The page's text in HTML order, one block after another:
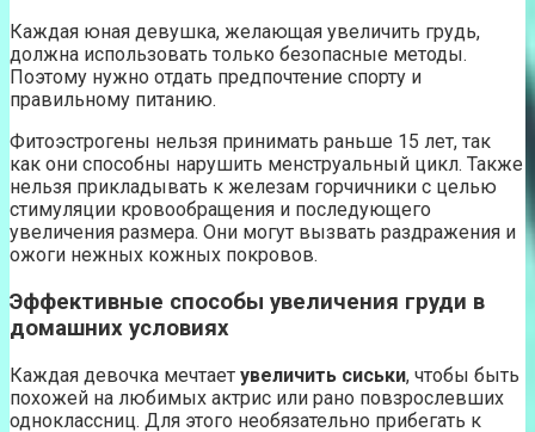
Каждая юная девушка, желающая увеличить грудь,
должна использовать только безопасные методы.
Поэтому нужно отдать предпочтение спорту и
правильному питанию.
Фитоэстрогены нельзя принимать раньше 15 лет, так
как они способны нарушить менструальный цикл. Также
нельзя прикладывать к железам горчичники с целью
стимуляции кровообращения и последующего
увеличения размера. Они могут вызвать раздражения и
ожоги нежных кожных покровов.
Эффективные способы увеличения груди в
домашних условиях
Каждая девочка мечтает увеличить сиськи, чтобы быть
похожей на любимых актрис или рано повзрослевших
одноклассниц. Для этого необязательно прибегать к